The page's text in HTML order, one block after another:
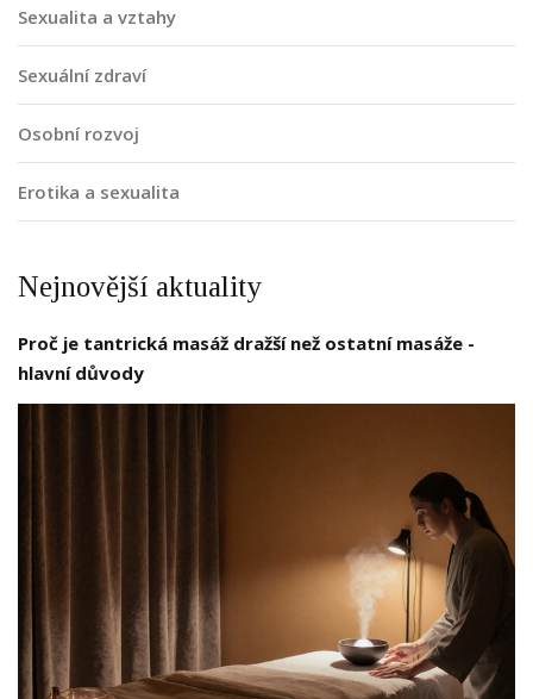
Sexualita a vztahy
Sexuální zdraví
Osobní rozvoj
Erotika a sexualita
Nejnovější aktuality
Proč je tantrická masáž dražší než ostatní masáže -
hlavní důvody